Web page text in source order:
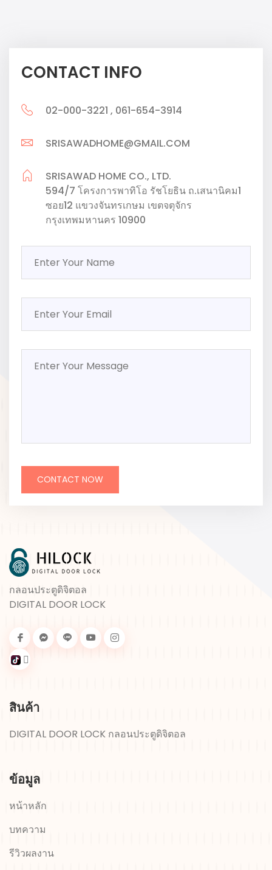
CONTACT INFO
02-000-3221 , 061-654-3914
SRISAWADHOME@GMAIL.COM
SRISAWAD HOME CO., LTD.
594/7 โครงการพาทิโอ รัชโยธิน ถ.เสนานิคม1
ซอย12 แขวงจันทรเกษม เขตจตุจักร
กรุงเทพมหานคร 10900
CONTACT NOW
กลอนประตูดิจิตอล
DIGITAL DOOR LOCK
สินค้า
DIGITAL DOOR LOCK กลอนประตูดิจิตอล
ข้อมูล
หน้าหลัก
บทความ
รีวิวผลงาน